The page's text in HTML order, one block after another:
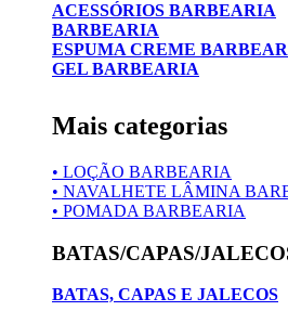
ACESSÓRIOS BARBEARIA
BARBEARIA
ESPUMA CREME
GEL BARBEARIA
Mais categorias
• LOÇÃO BARBEARIA
• NAVALHETE LÂMINA
• POMADA BARBEARIA
BATAS/CAPAS/
BATAS, CAPAS E JALECOS